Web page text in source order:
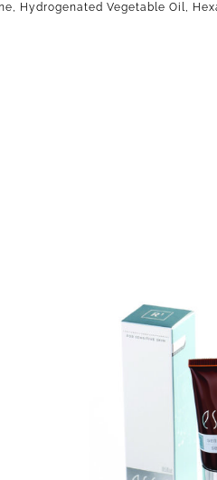
Hydrogenated Vegetable Oil,